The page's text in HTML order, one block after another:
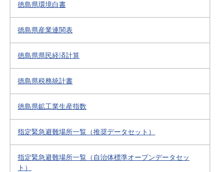
徳島県環境白書
徳島県産業連関表
徳島県県民経済計算
徳島県税務統計書
徳島県鉱工業生産指数
指定緊急避難場所一覧（推奨データセット）
指定緊急避難場所一覧（自治体標準オープンデータセッ
ト）